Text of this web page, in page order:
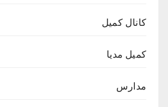
کانال کمیل
کمیل مدیا
مدارس